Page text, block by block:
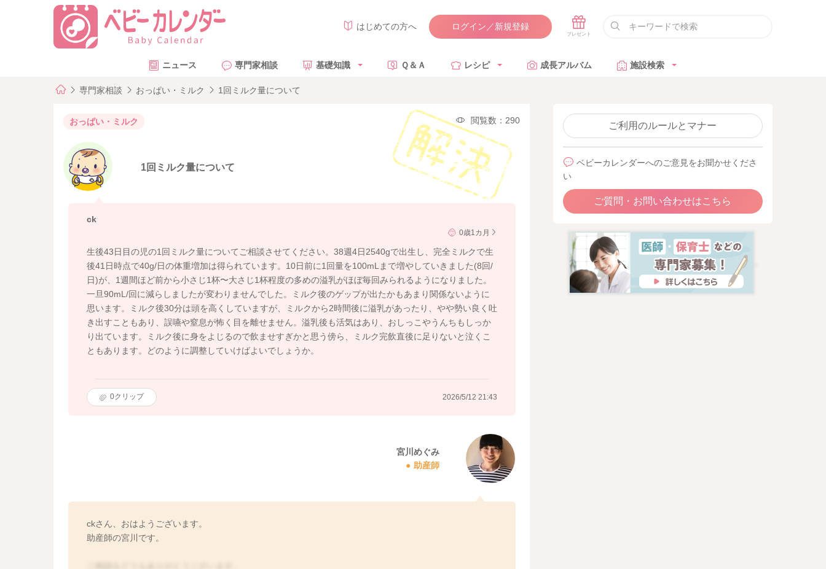
はじめての方へ ログイン／新規登録
ニュース 専門家相談 基礎知識 Ｑ＆Ａ レシピ 成長アルバム 施設検索
専門家相談 おっぱい・ミルク 1回ミルク量について
おっぱい・ミルク 閲覧数：290
1回ミルク量について
ck
0歳1カ月
生後43日目の児の1回ミルク量についてご相談させてください。38週4日2540gで出生し、完全ミルクで生
後41日時点で40g/日の体重増加は得られています。10日前に1回量を100mLまで増やしていきました(8回/
日)が、1週間ほど前から小さじ1杯〜大さじ1杯程度の多めの溢乳がほぼ毎回みられるようになりました。
一旦90mL/回に減らしましたが変わりませんでした。ミルク後のゲップが出たかもあまり関係ないように
思います。ミルク後30分は頭を高くしていますが、ミルクから2時間後に溢乳があったり、やや勢い良く吐
き出すこともあり、誤嚥や窒息が怖く目を離せません。溢乳後も活気はあり、おしっこやうんちもしっか
り出ています。ミルク後に身をよじるので飲ませすぎかと思う傍ら、ミルク完飲直後に足りないと泣くこ
ともあります。どのように調整していけばよいでしょうか。
0クリップ 2026/5/12 21:43
宮川めぐみ
助産師
ckさん、おはようございます。
助産師の宮川です。
ご利用のルールとマナー
ベビーカレンダーへのご意見をお聞かせくださ
い
ご質問・お問い合わせはこちら